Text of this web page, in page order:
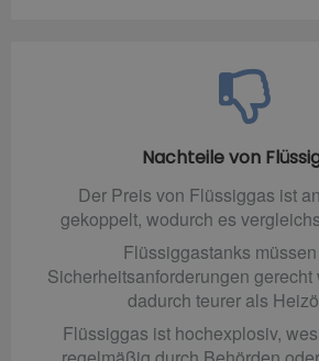
Nachteile von
Der Preis von Flüssiggas ist
gekoppelt, wodurch es
Flüssiggastanks
Sicherheitsanforderungen
dadurch teurer als
Flüssiggas ist hochexplosiv,